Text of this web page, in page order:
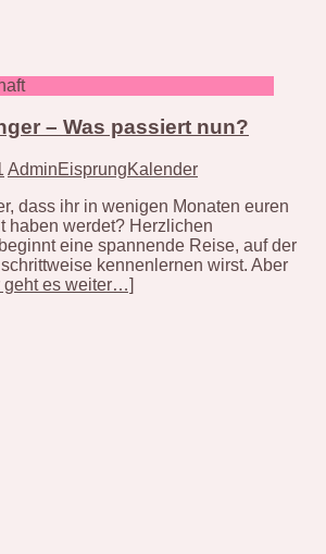
– Was passiert nun?
AdminEisprungKalender
dass ihr in wenigen Monaten euren
haben werdet? Herzlichen
eine spannende Reise, auf der
kennenlernen wirst. Aber
geht es weiter…]